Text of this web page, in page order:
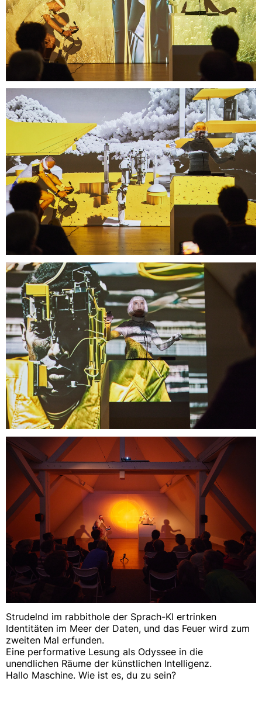
Strudelnd im rabbithole der Sprach-KI ertrinken
Identitäten im Meer der Daten, und das Feuer wird zum
zweiten Mal erfunden.
Eine performative Lesung als Odyssee in die
unendlichen Räume der künstlichen Intelligenz.
Hallo Maschine. Wie ist es, du zu sein?